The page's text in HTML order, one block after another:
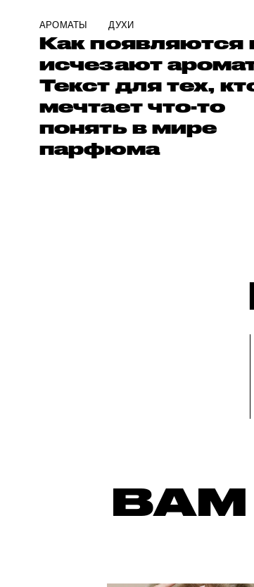
АРОМАТЫ ДУХИ
Как появляются
исчезают
Текст для тех,
мечтает что-то
понять в мире
парфюма
ВАМ